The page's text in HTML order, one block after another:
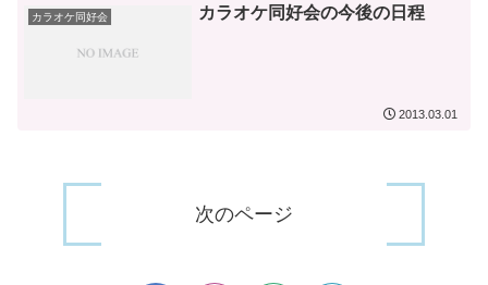
カラオケ同好会 カラオケ同好会の今後の日程
2013.03.01
次のページ